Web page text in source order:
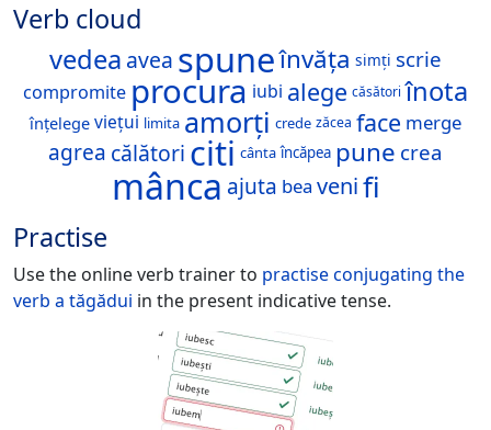
Verb cloud
vedea avea spuneînvăța simți scrie
compromite procura iubi alege căsători înota
înțelege viețui limita amorți crede zăcea face merge
agrea călători citi cânta încăpea pune crea
mânca ajuta bea venifi
Practise
Use the online verb trainer to practise conjugating the
verb a tăgădui in the present indicative tense.